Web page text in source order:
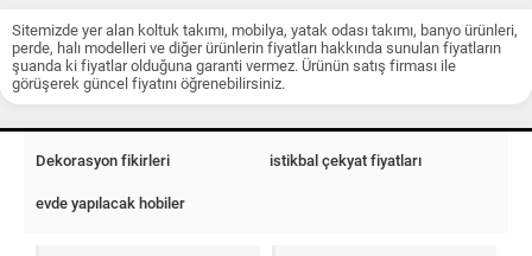
Sitemizde yer alan koltuk takımı, mobilya, yatak odası takımı, banyo ürünleri,
perde, halı modelleri ve diğer ürünlerin fiyatları hakkında sunulan fiyatların
şuanda ki fiyatlar olduğuna garanti vermez. Ürünün satış firması ile
görüşerek güncel fiyatını öğrenebilirsiniz.
Dekorasyon fikirleri istikbal çekyat fiyatları
evde yapılacak hobiler